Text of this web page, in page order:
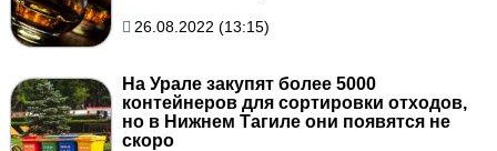
26.08.2022 (13:15)
На Урале закупят более 5000
контейнеров для сортировки отходов,
но в Нижнем Тагиле они появятся не
скоро